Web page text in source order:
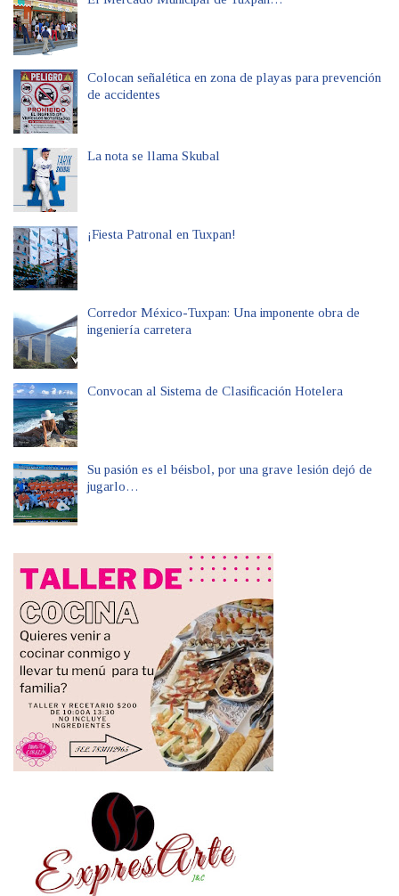
Colocan señalética en zona de playas para prevención
de accidentes
La nota se llama Skubal
¡Fiesta Patronal en Tuxpan!
Corredor México-Tuxpan: Una imponente obra de
ingeniería carretera
Convocan al Sistema de Clasificación Hotelera
Su pasión es el béisbol, por una grave lesión dejó de
jugarlo…